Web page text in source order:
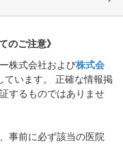
のご注意》
株式会社および株式会
ています。 正確な情報掲
するものではありませ
事前に必ず該当の医院